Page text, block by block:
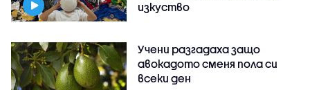
изкуство
Учени разгадаха защо
авокадото сменя пола си
всеки ден